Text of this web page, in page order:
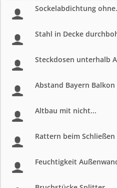
Sockelabdichtung
Stahl in Decke
Steckdosen unterhalb
Abstand Bayern
Altbau mit nicht...
Rattern beim Schließen
Feuchtigkeit